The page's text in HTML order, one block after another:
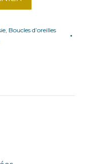
Boucles d’oreilles